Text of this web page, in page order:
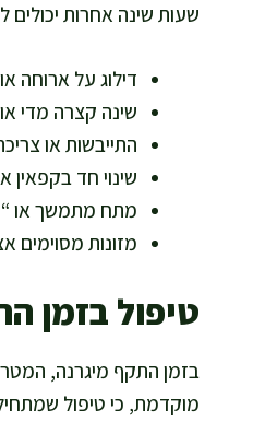
שעות שינה אחרות
דילוג על ארוחה
שינה קצרה מדי
התייבשות או
שינוי חד בקפאין
מתח מתמשך או
מזונות מסוימים
טיפול בזמן
בזמן התקף מיגרנה,
מוקדמת, כי טיפול